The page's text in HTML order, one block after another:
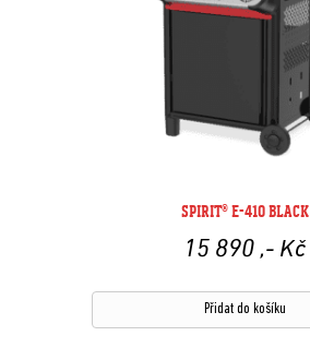
SPIRIT® E-410 BLACK
15 890 ,- Kč
Přidat do košíku